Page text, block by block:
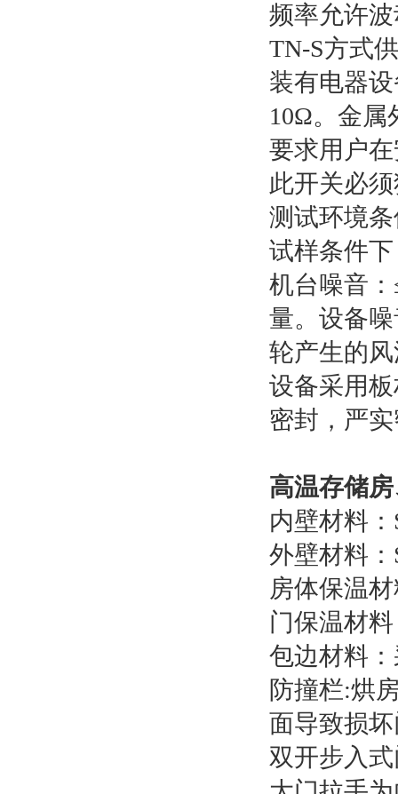
频率允许
TN-S方式
装有电器
10Ω。金属
要求用户
此开关必
测试环境
试样条件下
机台噪音
量。设备
轮产生的
设备采用
密封，严
高温存储
内壁材料：
外壁材料：
房体保温
门保温材
包边材料
防撞栏:烘
面导致损
双开步入